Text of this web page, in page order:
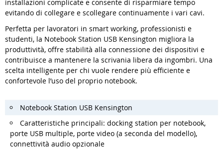
installazioni complicate e consente di risparmiare tempo
evitando di collegare e scollegare continuamente i vari cavi.
Perfetta per lavoratori in smart working, professionisti e
studenti, la Notebook Station USB Kensington migliora la
produttività, offre stabilità alla connessione dei dispositivi e
contribuisce a mantenere la scrivania libera da ingombri. Una
scelta intelligente per chi vuole rendere più efficiente e
confortevole l’uso del proprio notebook.
Notebook Station USB Kensington
Caratteristiche principali: docking station per notebook,
porte USB multiple, porte video (a seconda del modello),
connettività audio opzionale